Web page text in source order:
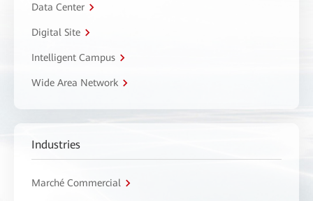
Data Center
Digital Site
Intelligent Campus
Wide Area Network
Industries
Marché Commercial